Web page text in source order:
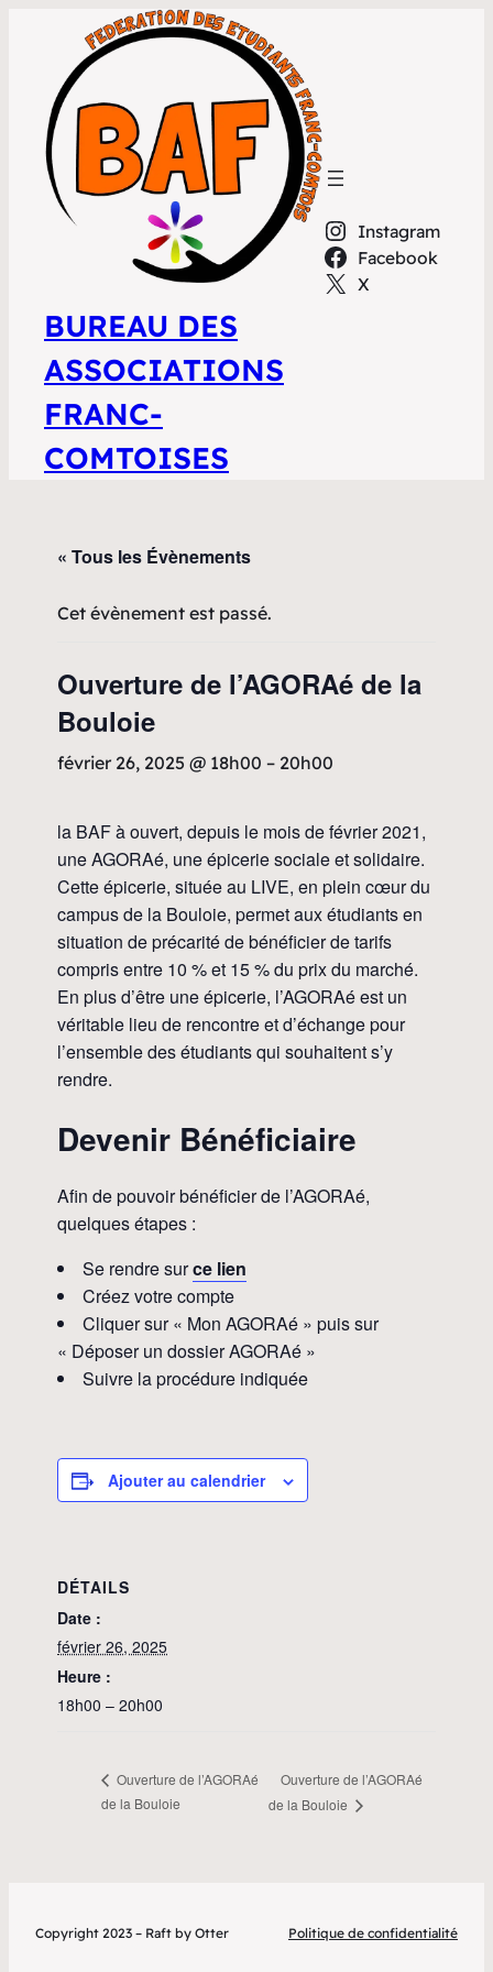
BUREAU DES
ASSOCIATIONS
FRANC-
COMTOISES
Instagram
Facebook
X
« Tous les Évènements
Cet évènement est passé.
Ouverture de l’AGORAé de la
Bouloie
février 26, 2025 @ 18h00 – 20h00
la BAF à ouvert, depuis le mois de février 2021,
une AGORAé, une épicerie sociale et solidaire.
Cette épicerie, située au LIVE, en plein cœur du
campus de la Bouloie, permet aux étudiants en
situation de précarité de bénéficier de tarifs
compris entre 10 % et 15 % du prix du marché.
En plus d’être une épicerie, l’AGORAé est un
véritable lieu de rencontre et d’échange pour
l’ensemble des étudiants qui souhaitent s’y
rendre.
Devenir Bénéficiaire
Afin de pouvoir bénéficier de l’AGORAé,
quelques étapes :
Se rendre surce lien
Créez votre compte
Cliquer sur « Mon AGORAé » puis sur
« Déposer un dossier AGORAé »
Suivre la procédure indiquée
Ajouter au calendrier
DÉTAILS
Date :
février 26, 2025
Heure :
18h00 – 20h00
Ouverture de l’AGORAé
de la Bouloie
Ouverture de l’AGORAé
de la Bouloie
Copyright 2023 – Raft by Otter Politique de confidentialité